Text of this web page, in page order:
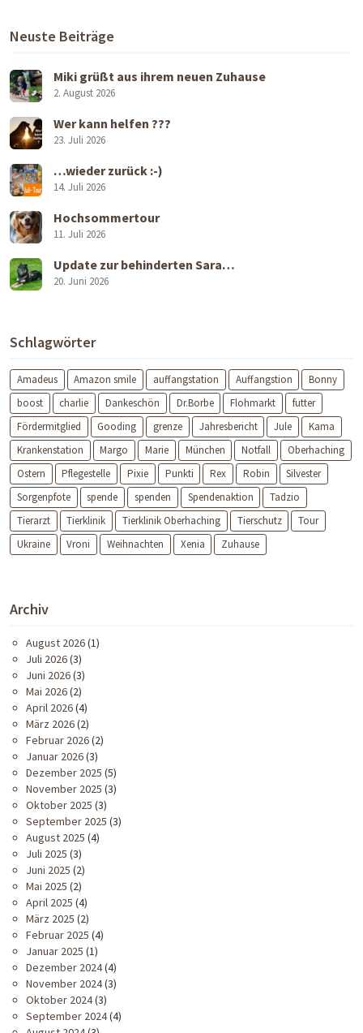
Neuste Beiträge
Miki grüßt aus ihrem neuen Zuhause
2. August 2026
Wer kann helfen ???
23. Juli 2026
…wieder zurück :-)
14. Juli 2026
Hochsommertour
11. Juli 2026
Update zur behinderten Sara…
20. Juni 2026
Schlagwörter
Amadeus Amazon smile auffangstation Auffangstion
Bonny
boost
charlie Dankeschön Dr.Borbe Flohmarkt
futter
Fördermitglied
Gooding grenze Jahresbericht Jule
Kama
Krankenstation
Margo Marie München Notfall
Oberhaching
Ostern
Pflegestelle Pixie Punkti Rex Robin
Silvester
Sorgenpfote
spende spenden Spendenaktion
Tadzio
Tierarzt
Tierklinik Tierklinik Oberhaching Tierschutz
Tour
Ukraine
Vroni Weihnachten Xenia Zuhause
Archiv
August 2026(1)
Juli 2026(3)
Juni 2026(3)
Mai 2026(2)
April 2026(4)
März 2026(2)
Februar 2026(2)
Januar 2026(3)
Dezember 2025 (5)
November 2025 (3)
Oktober 2025 (3)
September 2025 (3)
August 2025 (4)
Juli 2025 (3)
Juni 2025 (2)
Mai 2025 (2)
April 2025 (4)
März 2025 (2)
Februar 2025 (4)
Januar 2025 (1)
Dezember 2024(4)
November 2024(3)
Oktober 2024(3)
September 2024(4)